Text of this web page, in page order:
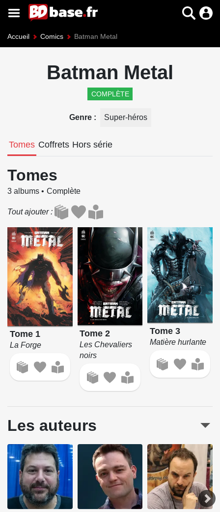
Accueil Comics Batman Metal
Batman Metal
COMPLÈTE
Genre Super-héros
Tomes Coffrets Hors série
Tomes
3 albums Complète
Tout ajouter
Tome 1
La Forge
Tome 2
Les Chevaliers
noirs
Tome 3
Matière hurlante
Les auteurs